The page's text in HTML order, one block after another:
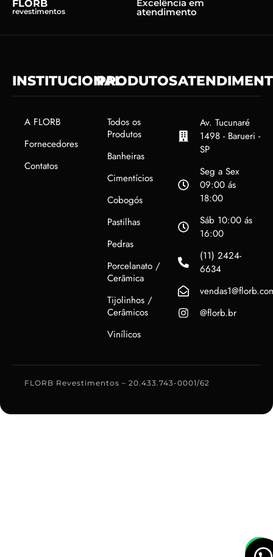
FLORB
revestimentos
Excelência em
atendimento
INSTITUCIONAL
A FLORB
Fornecedores
Contatos
PRODUTOS
Todos os
Produtos
Banheiras
Cimentícios
Cobogós
Pastilhas
Pedras
Porcelanato /
Cerâmica
Tijolinhos /
Cerâmicos
Vinílicos
Av. Tucunaré
1498 - Barueri -
SP
Seg a Sex
09:00 ás
18:00
Sáb 10:00 ás
16:00
(11) 2424-
6634
@florb.br
FLORB Revestimentos – 20.433.743-0001/62